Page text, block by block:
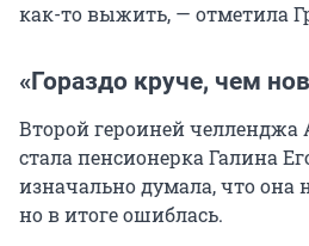
как-то выжить, — отметила
«Гораздо круче, чем
Второй героиней
стала пенсионерка Галина
изначально думала, что она
но в итоге ошиблась.